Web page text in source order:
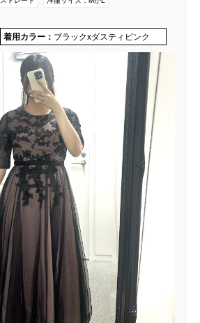
着用カラー： ブラックxダスティピンク